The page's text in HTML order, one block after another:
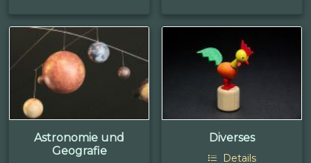
Astronomie und
Geografie
Diverses
Details